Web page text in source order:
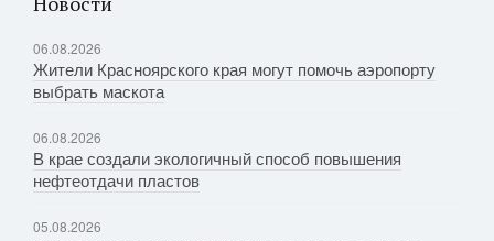
06.08.2026
Жители Красноярского края могут помочь аэропорту
выбрать маскота
06.08.2026
В крае создали экологичный способ повышения
нефтеотдачи пластов
05.08.2026